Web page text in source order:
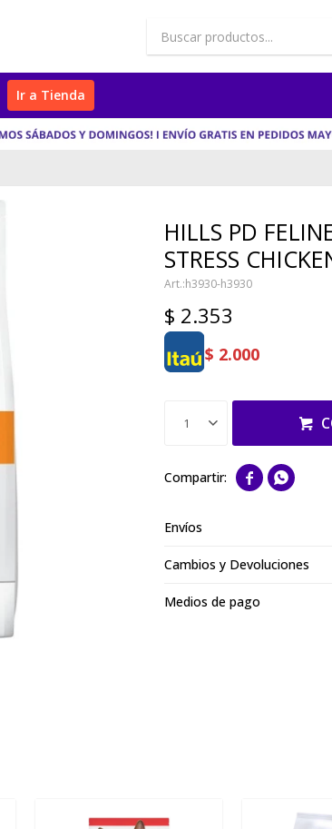
Ir a Tienda
HILLS PD
STRESS
h3930-h3930
$ 2.353
$ 2.000
1
 
Envíos
Cambios y Devoluciones
Medios de pago